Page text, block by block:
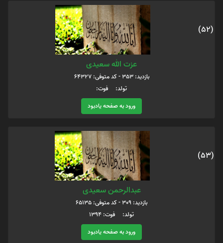
(52)
عزت الله سعیدی
بازدید: 353 - کد متوفی: 64327
تولد: فوت:
ورود به صفحه یادبود
(53)
عبدالرحمن سعیدی
بازدید: 309 - کد متوفی: 65135
تولد: فوت: 1394
ورود به صفحه یادبود